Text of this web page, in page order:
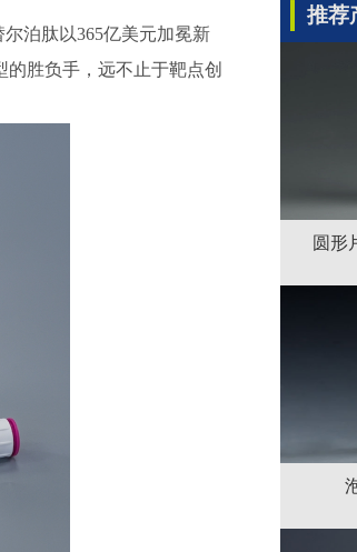
推荐
圆形
泊肽以365亿美元加冕新
胜负手，远不止于靶点创